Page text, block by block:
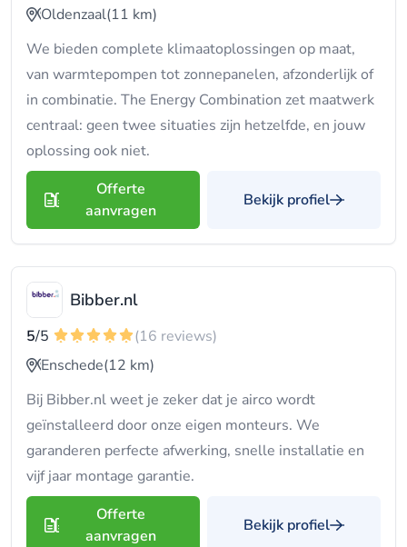
Oldenzaal(11 km)
We bieden complete klimaatoplossingen op maat,
van warmtepompen tot zonnepanelen, afzonderlijk of
in combinatie. The Energy Combination zet maatwerk
centraal: geen twee situaties zijn hetzelfde, en jouw
oplossing ook niet.
Offerte
aanvragen
Bekijk profiel
Bibber.nl
5/5
(16 reviews)
Enschede(12 km)
Bij Bibber.nl weet je zeker dat je airco wordt
geïnstalleerd door onze eigen monteurs. We
garanderen perfecte afwerking, snelle installatie en
vijf jaar montage garantie.
Offerte
aanvragen
Bekijk profiel